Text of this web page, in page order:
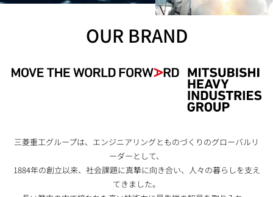
OUR BRAND
三菱重工グループは、エンジニアリングとものづくりのグローバルリ
ーダーとして、
1884年の創立以来、社会課題に真摯に向き合い、人々の暮らしを支え
てきました。